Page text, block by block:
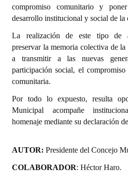
Mujeres que Dejaron Huellas -
Periodistas Decanos - Registro
Ciudadano Ilustre - Registro
Banca del Vecino - Registro
Antiguos Pobladores - Registro
Bariloche, Municipio intercultural
Entrega de distinciones
compromiso comunitario y
desarrollo institucional y social de la
La realización de este tipo de
preservar la memoria colectiva de
a transmitir a las nuevas
participación social, el
comunitaria.
Por todo lo expuesto, resulta
Municipal acompañe
homenaje mediante su declaración
AUTOR: Presidente del Concejo
COLABORADOR: Héctor Haro.